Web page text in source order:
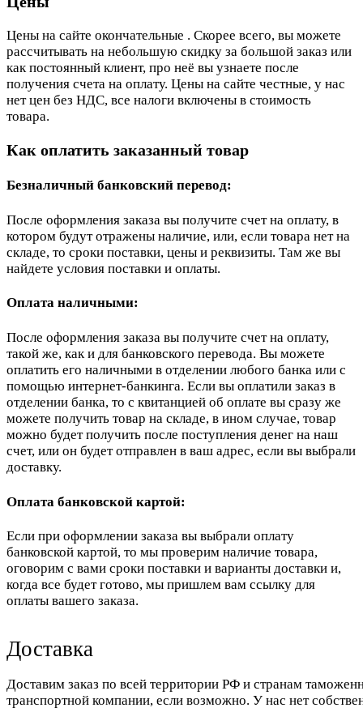
Цены на сайте окончательные . Скорее всего, вы можете
рассчитывать на небольшую скидку за большой заказ или
как постоянный клиент, про неё вы узнаете после
получения счета на оплату. Цены на сайте честные, у нас
нет цен без НДС, все налоги включены в стоимость
товара.
Как оплатить заказанный товар
Безналичный банковский перевод:
После оформления заказа вы получите счет на оплату, в
котором будут отражены наличие, или, если товара нет на
складе, то сроки поставки, цены и реквизиты. Там же вы
найдете условия поставки и оплаты.
Оплата наличными:
После оформления заказа вы получите счет на оплату,
такой же, как и для банковского перевода. Вы можете
оплатить его наличными в отделении любого банка или с
помощью интернет-банкинга. Если вы оплатили заказ в
отделении банка, то с квитанцией об оплате вы сразу же
можете получить товар на складе, в ином случае, товар
можно будет получить после поступления денег на наш
счет, или он будет отправлен в ваш адрес, если вы выбрали
доставку.
Оплата банковской картой:
Если при оформлении заказа вы выбрали оплату
банковской картой, то мы проверим наличие товара,
оговорим с вами сроки поставки и варианты доставки и,
когда все будет готово, мы пришлем вам ссылку для
оплаты вашего заказа.
Доставка
Доставим заказ по всей территории РФ и странам
транспортной компании, если возможно. У нас нет